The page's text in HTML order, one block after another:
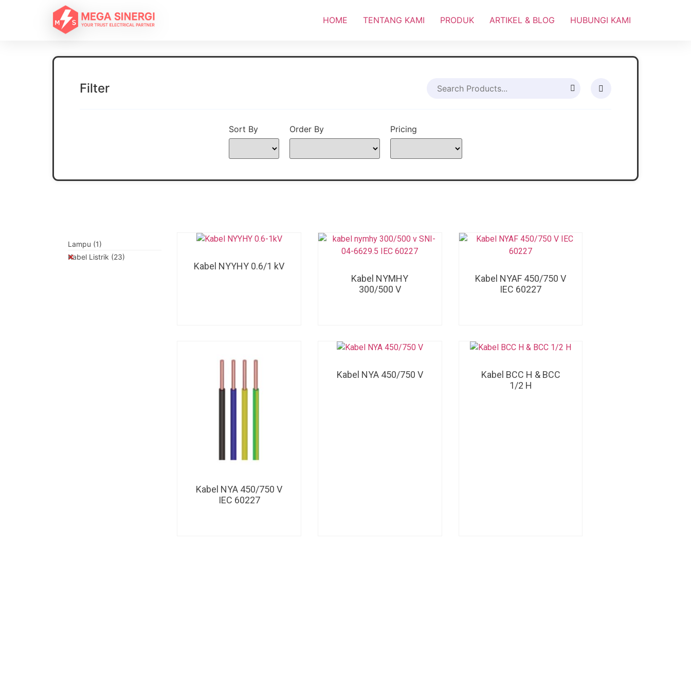
HOME TENTANG KAMI PRODUK ARTIKEL & BLOG HUBUNGI KAMI
Filter
Sort By Order By Pricing
Lampu (1)
Kabel Listrik (23)
Kabel NYYHY 0.6/1 kV
Kabel NYMHY
300/500 V
Kabel NYAF 450/750 V
IEC 60227
Kabel NYA 450/750 V
IEC 60227
Kabel NYA 450/750 V
Kabel BCC H & BCC
1/2 H